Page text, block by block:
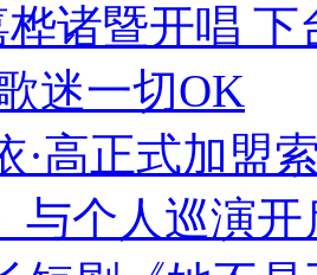
桦诸暨开唱
迷一切OK
·高正式加盟
与个人巡演